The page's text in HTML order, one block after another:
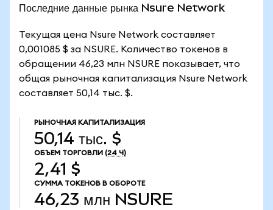
Последние данные рынка Nsure Network
Текущая цена Nsure Network составляет
0,001085 $ за NSURE. Количество токенов в
обращении 46,23 млн NSURE показывает, что
общая рыночная капитализация Nsure Network
составляет 50,14 тыс. $.
РЫНОЧНАЯ КАПИТАЛИЗАЦИЯ
50,14 тыс. $
ОБЪЕМ ТОРГОВЛИ (24 Ч)
2,41 $
СУММА ТОКЕНОВ В ОБОРОТЕ
46,23 млн NSURE